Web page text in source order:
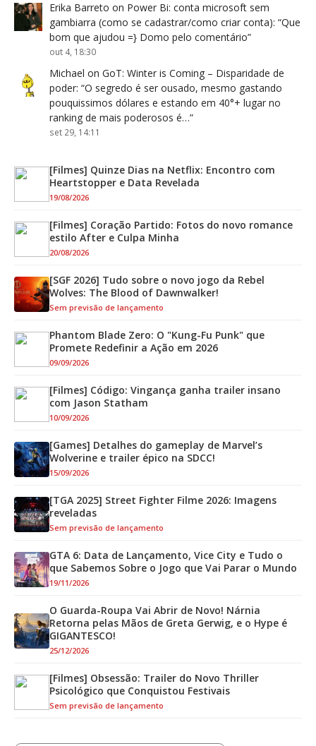
Erika Barreto on Power Bi: conta microsoft sem
gambiarra (como se cadastrar/como criar conta): “Que
bom que ajudou =} Domo pelo comentário”
out 4, 18:30
Michael on GoT: Winter is Coming – Disparidade de
poder: “O segredo é ser ousado, mesmo gastando
pouquissimos dólares e estando em 40°+ lugar no
ranking de mais poderosos é…”
set 29, 14:11
[Filmes] Quinze Dias na Netflix: Encontro com
Heartstopper e Data Revelada
19/08/2026
[Filmes] Coração Partido: Fotos do novo romance
estilo After e Culpa Minha
20/08/2026
[SGF 2026] Tudo sobre o novo jogo da Rebel
Wolves: The Blood of Dawnwalker!
Sem previsão de lançamento
Phantom Blade Zero: O "Kung-Fu Punk" que
Promete Redefinir a Ação em 2026
09/09/2026
[Filmes] Código: Vingança ganha trailer insano
com Jason Statham
10/09/2026
[Games] Detalhes do gameplay de Marvel’s
Wolverine e trailer épico na SDCC!
15/09/2026
[TGA 2025] Street Fighter Filme 2026: Imagens
reveladas
Sem previsão de lançamento
GTA 6: Data de Lançamento, Vice City e Tudo o
que Sabemos Sobre o Jogo que Vai Parar o Mundo
19/11/2026
O Guarda-Roupa Vai Abrir de Novo! Nárnia
Retorna pelas Mãos de Greta Gerwig, e o Hype é
GIGANTESCO!
25/12/2026
[Filmes] Obsessão: Trailer do Novo Thriller
Psicológico que Conquistou Festivais
Sem previsão de lançamento